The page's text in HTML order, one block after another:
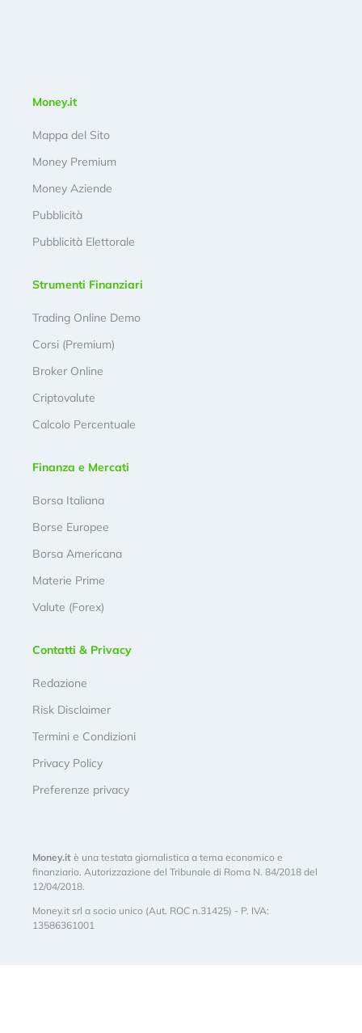
Money.it
Mappa del Sito
Money Premium
Money Aziende
Pubblicità
Pubblicità Elettorale
Strumenti Finanziari
Trading Online Demo
Corsi (Premium)
Broker Online
Criptovalute
Calcolo Percentuale
Finanza e Mercati
Borsa Italiana
Borse Europee
Borsa Americana
Materie Prime
Valute (Forex)
Contatti & Privacy
Redazione
Risk Disclaimer
Termini e Condizioni
Privacy Policy
Preferenze privacy
Money.it è una testata giornalistica a tema economico e
finanziario. Autorizzazione del Tribunale di Roma N. 84/2018 del
12/04/2018.
Money.it srl a socio unico (Aut. ROC n.31425) - P. IVA:
13586361001